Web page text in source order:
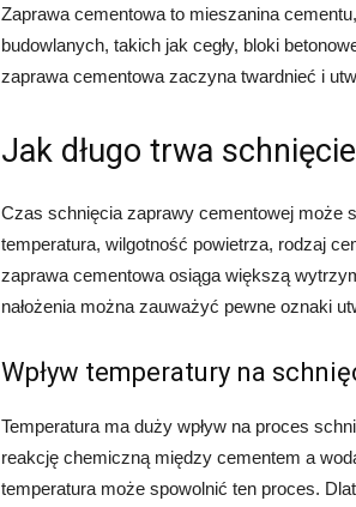
Zaprawa cementowa to mieszanina
budowlanych, takich jak cegły, bloki
zaprawa cementowa zaczyna twardnieć i
Jak długo trwa
Czas schnięcia zaprawy cementowej może
temperatura, wilgotność powietrza, rodzaj
zaprawa cementowa osiąga większą
nałożenia można zauważyć pewne oznaki
Wpływ temperatury na
Temperatura ma duży wpływ na proces
reakcję chemiczną między cementem a
temperatura może spowolnić ten proces.